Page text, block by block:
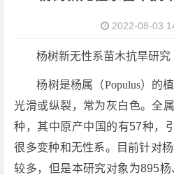
2022-08-03
杨树新无性系苗木抗旱研究
杨树是杨属（Populus）的
光滑或纵裂，常为灰白色。全
种，其中原产中国的有57种，
很多变种和无性系。目前针对
较多，但是本研究对象为895